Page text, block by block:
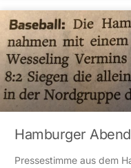
Hamburger
Pressestimme aus dem